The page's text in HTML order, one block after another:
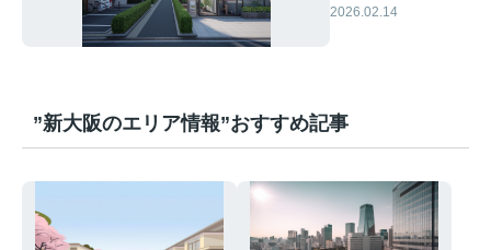
たい方必見！売
2026.02.14
”新大阪のエリア情報”おすすめ記事